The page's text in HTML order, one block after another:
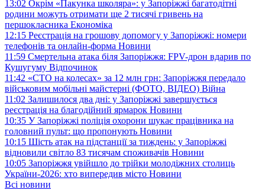
13:02 Окрім «Пакунка школяра»: у Запоріжжі багатодітні
родини можуть отримати ще 2 тисячі гривень на
першокласника Економіка
12:15 Реєстрація на грошову допомогу у Запоріжжі: номери
телефонів та онлайн-форма Новини
11:59 Смертельна атака біля Запоріжжя: FPV-дрон вдарив по
Кушугуму Відпочинок
11:42 «СТО на колесах» за 12 млн грн: Запоріжжя передало
військовим мобільні майстерні (ФОТО, ВІДЕО) Війна
11:02 Залишилося два дні: у Запоріжжі завершується
реєстрація на благодійний ярмарок Новини
10:35 У Запоріжжі поліція охорони шукає працівника на
головний пульт: що пропонують Новини
10:15 Шість атак на підстанції за тиждень: у Запоріжжі
відновили світло 83 тисячам споживачів Новини
10:05 Запоріжжя увійшло до трійки молодіжних столиць
України-2026: хто випередив місто Новини
Всі новини